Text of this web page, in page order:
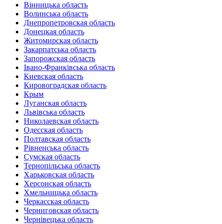
Вінницька область
Волинська область
Днепропетровская область
Донецкая область
Житомирская область
Закарпатська область
Запорожская область
Івано-Франківська область
Киевская область
Кировоградская область
Крым
Луганская область
Львівська область
Николаевская область
Одесская область
Полтавская область
Рівненська область
Сумская область
Тернопільська область
Харьковская область
Херсонская область
Хмельницька область
Черкасская область
Черниговская область
Чернівецька область